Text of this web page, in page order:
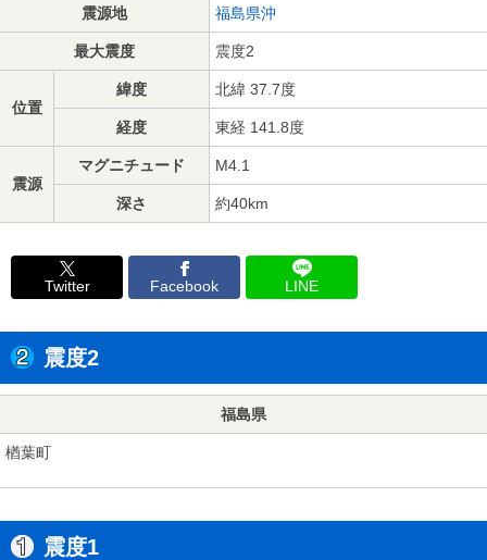
震源地 福島県沖
最大震度 震度2
位置
緯度 北緯 37.7度
経度 東経 141.8度
震源
マグニチュード M4.1
深さ 約40km
Twitter Facebook LINE
震度2
福島県
楢葉町
震度1